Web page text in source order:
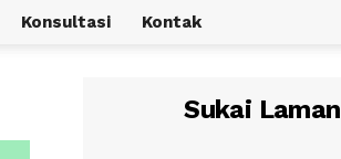
Konsultasi Kontak
Sukai Laman